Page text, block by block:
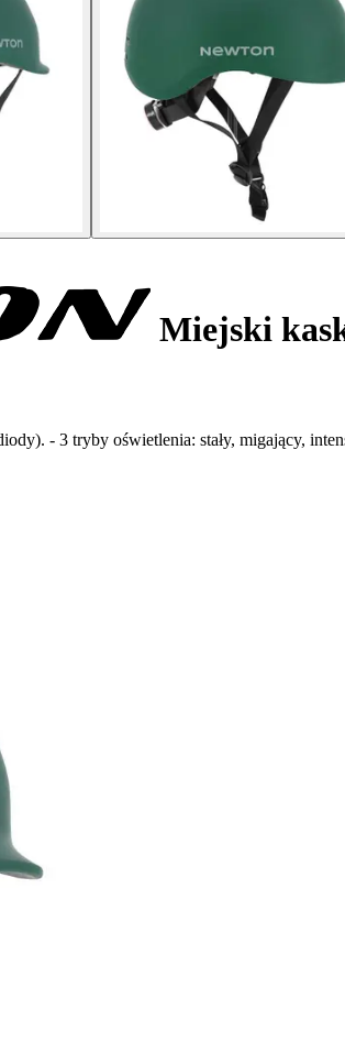
Miejski
- 3 tryby oświetlenia: stały, migający,